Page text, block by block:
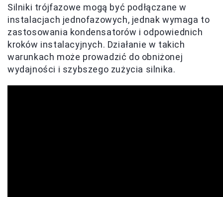
Silniki trójfazowe mogą być podłączane w
instalacjach jednofazowych, jednak wymaga to
zastosowania kondensatorów i odpowiednich
kroków instalacyjnych. Działanie w takich
warunkach może prowadzić do obniżonej
wydajności i szybszego zużycia silnika.